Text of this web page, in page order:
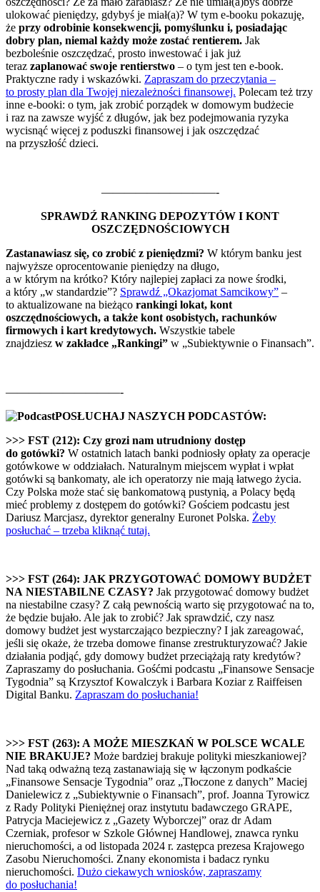
ulokować pieniędzy, gdybyś je miał(a)? W tym e-booku pokazuję,
że przy odrobinie konsekwencji, pomyślunku i, posiadając
dobry plan, niemal każdy może zostać rentierem. Jak
bezboleśnie oszczędzać, prosto inwestować i jak już
teraz zaplanować swoje rentierstwo – o tym jest ten e-book.
Praktyczne rady i wskazówki. Zapraszam do przeczytania –
to prosty plan dla Twojej niezależności finansowej. Polecam też trzy
inne e-booki: o tym, jak zrobić porządek w domowym budżecie
i raz na zawsze wyjść z długów, jak bez podejmowania ryzyka
wycisnąć więcej z poduszki finansowej i jak oszczędzać
na przyszłość dzieci.
——————————-
SPRAWDŹ RANKING DEPOZYTÓW I KONT
OSZCZĘDNOŚCIOWYCH
Zastanawiasz się, co zrobić z pieniędzmi? W którym banku jest
najwyższe oprocentowanie pieniędzy na długo,
a w którym na krótko? Który najlepiej zapłaci za nowe środki,
a który „w standardzie”? Sprawdź „Okazjomat Samcikowy” –
to aktualizowane na bieżąco rankingi lokat, kont
oszczędnościowych, a także kont osobistych, rachunków
firmowych i kart kredytowych. Wszystkie tabele
znajdziesz w zakładce „Rankingi” w „Subiektywnie o Finansach”.
——————————-
POSŁUCHAJ NASZYCH PODCASTÓW:
>>> FST (212): Czy grozi nam utrudniony dostęp
do gotówki? W ostatnich latach banki podniosły opłaty za operacje
gotówkowe w oddziałach. Naturalnym miejscem wypłat i wpłat
gotówki są bankomaty, ale ich operatorzy nie mają łatwego życia.
Czy Polska może stać się bankomatową pustynią, a Polacy będą
mieć problemy z dostępem do gotówki? Gościem podcastu jest
Dariusz Marcjasz, dyrektor generalny Euronet Polska. Żeby
posłuchać – trzeba kliknąć tutaj.
>>> FST (264): JAK PRZYGOTOWAĆ DOMOWY BUDŻET
NA NIESTABILNE CZASY? Jak przygotować domowy budżet
na niestabilne czasy? Z całą pewnością warto się przygotować na to,
że będzie bujało. Ale jak to zrobić? Jak sprawdzić, czy nasz
domowy budżet jest wystarczająco bezpieczny? I jak zareagować,
jeśli się okaże, że trzeba domowe finanse zrestrukturyzować? Jakie
działania podjąć, gdy domowy budżet przeciążają raty kredytów?
Zapraszamy do posłuchania. Gośćmi podcastu „Finansowe Sensacje
Tygodnia” są Krzysztof Kowalczyk i Barbara Koziar z Raiffeisen
Digital Banku. Zapraszam do posłuchania!
>>> FST (263): A MOŻE MIESZKAŃ W POLSCE WCALE
NIE BRAKUJE? Może bardziej brakuje polityki mieszkaniowej?
Nad taką odważną tezą zastanawiają się w łączonym podkaście
„Finansowe Sensacje Tygodnia” oraz „Tłoczone z danych” Maciej
Danielewicz z „Subiektywnie o Finansach”, prof. Joanna Tyrowicz
z Rady Polityki Pieniężnej oraz instytutu badawczego GRAPE,
Patrycja Maciejewicz z „Gazety Wyborczej” oraz dr Adam
Czerniak, profesor w Szkole Głównej Handlowej, znawca rynku
nieruchomości, a od listopada 2024 r. zastępca prezesa Krajowego
Zasobu Nieruchomości. Znany ekonomista i badacz rynku
nieruchomości. Dużo ciekawych wniosków, zapraszamy
do posłuchania!